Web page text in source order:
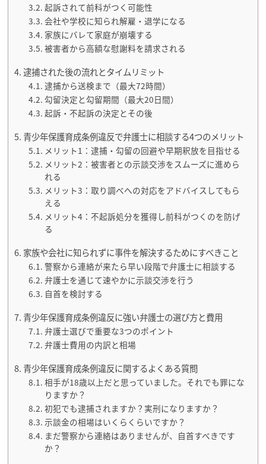
起訴されて前科がつく可能性
会社や学校に知られ解雇・退学になる
家族にバレて家庭が崩壊する
被害者から高額な慰謝料を請求される
逮捕された後の流れとタイムリミット
逮捕から送検まで（最大72時間）
勾留決定と勾留期間（最大20日間）
起訴・不起訴の決定とその後
青少年保護育成条例違反で弁護士に相談する4つのメリット
メリット1：逮捕・勾留の回避や早期釈放を目指せる
メリット2：被害者との示談交渉をスムーズに進めら
れる
メリット3：取り調べへの対応をアドバイスしてもら
える
メリット4：不起訴処分を獲得し前科がつくのを防げ
る
家族や会社に知られずに事件を解決するためにすべきこと
警察から連絡が来たら早い段階で弁護士に相談する
弁護士を通じて速やかに示談交渉を行う
自首を検討する
青少年保護育成条例違反に強い弁護士の選び方と費用
弁護士選びで重要な3つのポイント
弁護士費用の内訳と相場
青少年保護育成条例違反に関するよくある質問
相手が18歳以上だと思っていました。それでも罪にな
りますか？
初犯でも逮捕されますか？実刑になりますか？
示談金の相場はいくらくらいですか？
まだ警察から連絡はありませんが、自首すべきです
か？